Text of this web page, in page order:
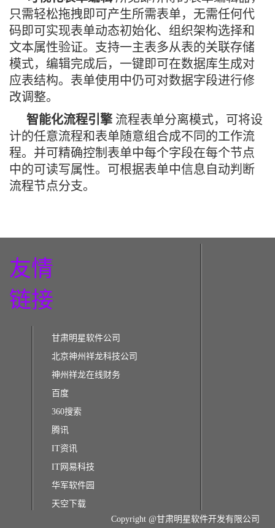
只需轻松拖拽即可产生所需表单，无需任何代
码即可实现表单动态初始化、组织架构选择和
文本属性验证。支持一主表多从表的关联存储
模式，编辑完成后，一键即可在数据库生成对
应表结构。表单使用中仍可对数据字段进行修
改调整。
智能化流程引擎 流程表单分离模式，可将设
计的任意流程和表单随意组合成不同的工作流
程。并可精确控制表单中每个字段在每个节点
中的可读写属性。可根据表单中信息自动判断
流程节点分支。
友情
链接
甘肃明星软件公司
北京神州祥龙科技公司
神州祥龙在线财务
百度
360搜索
腾讯
IT资讯
IT网易科技
华军软件园
天空下载
Copyright @甘肃明星软件开发有限公司